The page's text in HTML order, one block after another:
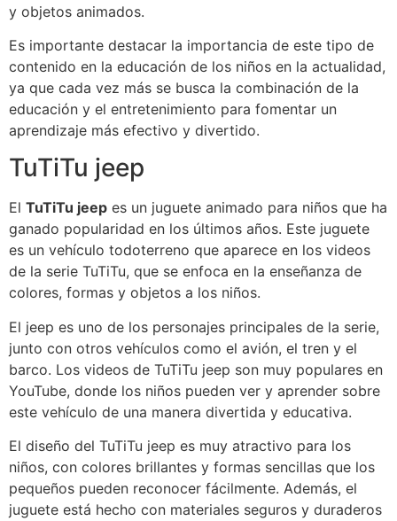
y objetos animados.
Es importante destacar la importancia de este tipo de
contenido en la educación de los niños en la actualidad,
ya que cada vez más se busca la combinación de la
educación y el entretenimiento para fomentar un
aprendizaje más efectivo y divertido.
TuTiTu jeep
El TuTiTu jeep es un juguete animado para niños que ha
ganado popularidad en los últimos años. Este juguete
es un vehículo todoterreno que aparece en los videos
de la serie TuTiTu, que se enfoca en la enseñanza de
colores, formas y objetos a los niños.
El jeep es uno de los personajes principales de la serie,
junto con otros vehículos como el avión, el tren y el
barco. Los videos de TuTiTu jeep son muy populares en
YouTube, donde los niños pueden ver y aprender sobre
este vehículo de una manera divertida y educativa.
El diseño del TuTiTu jeep es muy atractivo para los
niños, con colores brillantes y formas sencillas que los
pequeños pueden reconocer fácilmente. Además, el
juguete está hecho con materiales seguros y duraderos